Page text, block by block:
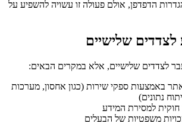
הדפדפן, אולם פעולה זו עשויה להשפיע על
לצדדים שלישיים, אלא במקרים הבאים:
באמצעות ספקי שירות (כגון אחסון, מערכות
נתונים)
למסירת המידע
משפטיות של הבעלים